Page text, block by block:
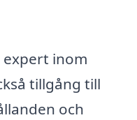
expert inom
tillgång till
och